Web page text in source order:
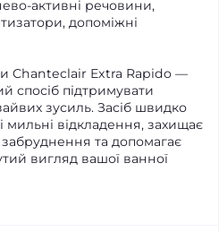
активні речовини,
допоміжні
Chanteclair Extra Rapido —
спосіб підтримувати
зусиль. Засіб швидко
мильні відкладення, захищає
та допомагає
вигляд вашої ванної